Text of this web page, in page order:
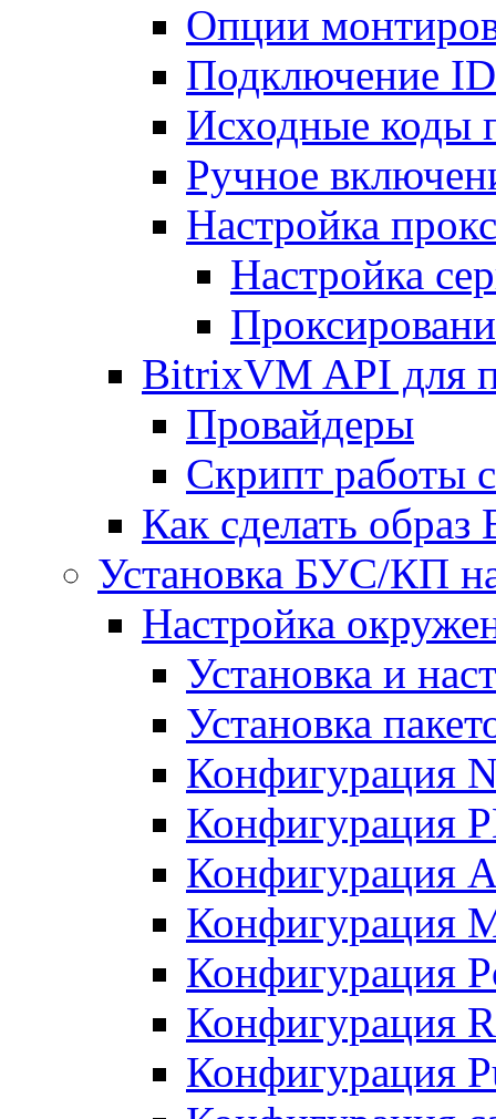
Опции
Подключение
Исходные коды
Ручное
Настройка
Настройка
BitrixVM API для
Провайдеры
Скрипт работы
Как сделать
Установка БУС/КП
Настройка
Установка и
Установка
Конфигурация
Конфигурация
Конфигурация
Конфигурация
Конфигурация
Конфигурация
Конфигурация